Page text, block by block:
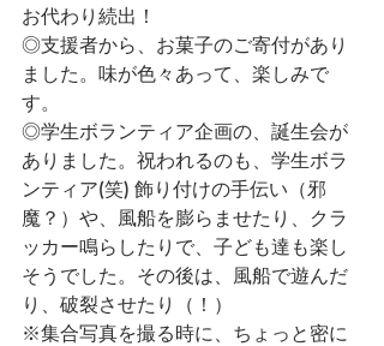
お代わり続出！
◎支援者から、お菓子のご寄付があり
ました。味が色々あって、楽しみで
す。
◎学生ボランティア企画の、誕生会が
ありました。祝われるのも、学生ボラ
ンティア(笑) 飾り付けの手伝い（邪
魔？）や、風船を膨らませたり、クラ
ッカー鳴らしたりで、子ども達も楽し
そうでした。その後は、風船で遊んだ
り、破裂させたり（！）
※集合写真を撮る時に、ちょっと密に